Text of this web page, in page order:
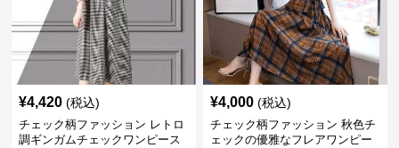
¥4,420 (税込)
チェック柄ファッション レトロ
調ギンガムチェックワンピース
¥4,000 (税込)
チェック柄ファッション 秋色チ
ェックの優雅なフレアワンピー